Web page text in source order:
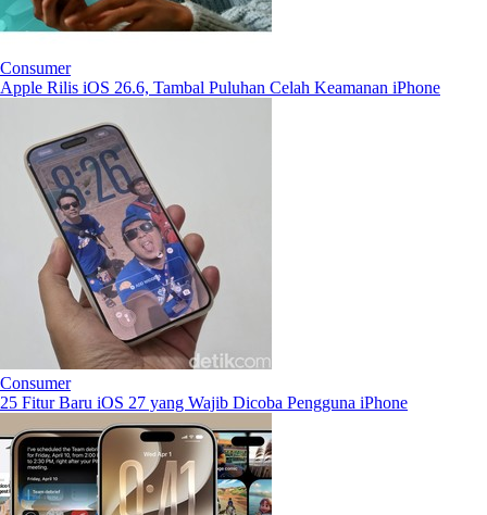
Consumer
Apple Rilis iOS 26.6, Tambal Puluhan Celah Keamanan iPhone
Consumer
25 Fitur Baru iOS 27 yang Wajib Dicoba Pengguna iPhone